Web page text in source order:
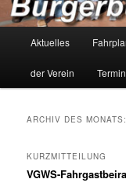
Aktuelles
der Verein
ARCHIV DES
KURZMITTEILUNG
VGWS-